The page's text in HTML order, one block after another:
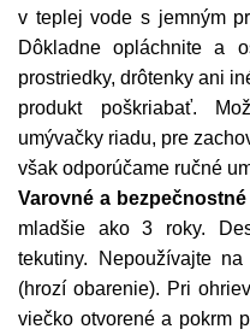
v teplej vode s jemným
Dôkladne opláchnite a
prostriedky, drôtenky ani
produkt poškriabať.
umývačky riadu, pre
však odporúčame ručné
Varovné a
mladšie ako 3 roky.
tekutiny. Nepoužívajte
(hrozí obarenie). Pri
viečko otvorené a pokrm